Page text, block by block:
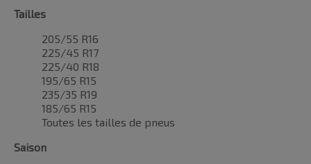
Tailles
205/55 R16
225/45 R17
225/40 R18
195/65 R15
235/35 R19
185/65 R15
Toutes les tailles de pneus
Saison